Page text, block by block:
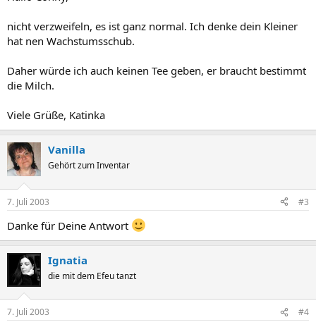
nicht verzweifeln, es ist ganz normal. Ich denke dein Kleiner
hat nen Wachstumsschub.
Daher würde ich auch keinen Tee geben, er braucht bestimmt
die Milch.
Viele Grüße, Katinka
Vanilla
Gehört zum Inventar
7. Juli 2003 #3
Danke für Deine Antwort
Ignatia
die mit dem Efeu tanzt
7. Juli 2003 #4